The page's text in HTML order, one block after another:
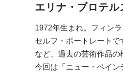
エリナ・ブロテル
1972年生まれ。フィン
セルフ・ポートレート
など、過去の芸術作品の
今回は「ニュー・ペイン